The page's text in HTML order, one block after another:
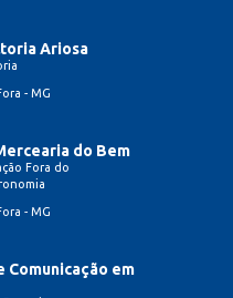
Ariosa
- MG
do Bem
Fora do
- MG
Comunicação em